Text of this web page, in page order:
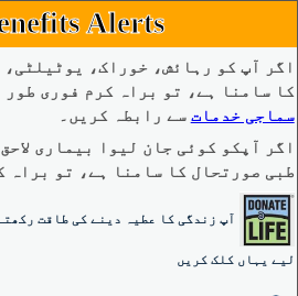
Alerts
اگر آپ کو رہائش، خوراک،
کا سامنا ہے، تو براہ کرم فوری طور
سماجی خدمات سے رابطہ کریں۔
اگر آپکو کوئی جان لیوا بیماری
طبی صورتحال کا سامنا ہے، تو براہ کرم 911 پر کال
آپ زندگی کا عطیہ دینے کی طاقت
لیے یہاں کلک کریں